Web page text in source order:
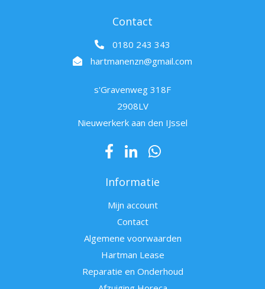
Contact
0180 243 343
hartmanenzn@gmail.com
s'Gravenweg 318F
2908LV
Nieuwerkerk aan den IJssel
Informatie
Mijn account
Contact
Algemene voorwaarden
Hartman Lease
Reparatie en Onderhoud